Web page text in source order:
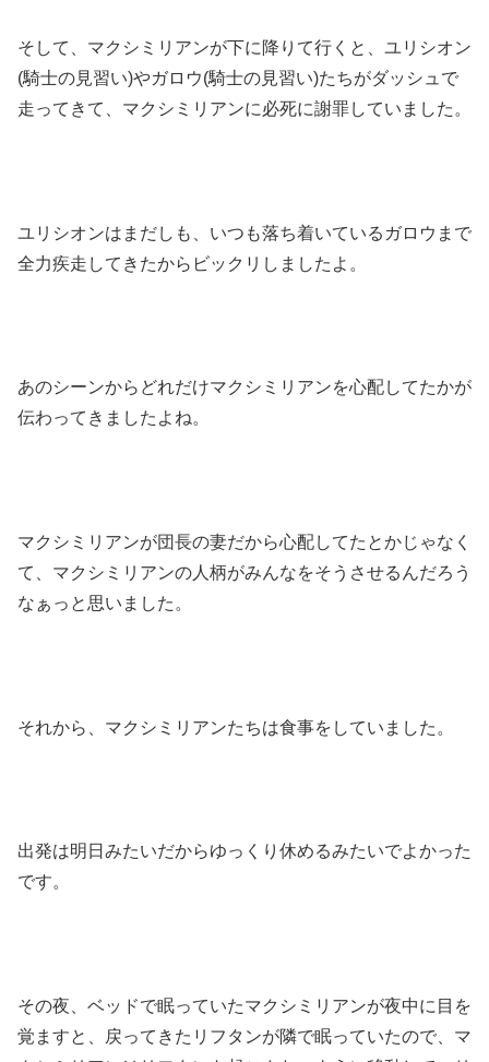
そして、マクシミリアンが下に降りて行くと、ユリシオン
(騎士の見習い)やガロウ(騎士の見習い)たちがダッシュで
走ってきて、マクシミリアンに必死に謝罪していました。
ユリシオンはまだしも、いつも落ち着いているガロウまで
全力疾走してきたからビックリしましたよ。
あのシーンからどれだけマクシミリアンを心配してたかが
伝わってきましたよね。
マクシミリアンが団長の妻だから心配してたとかじゃなく
て、マクシミリアンの人柄がみんなをそうさせるんだろう
なぁっと思いました。
それから、マクシミリアンたちは食事をしていました。
出発は明日みたいだからゆっくり休めるみたいでよかった
です。
その夜、ベッドで眠っていたマクシミリアンが夜中に目を
覚ますと、戻ってきたリフタンが隣で眠っていたので、マ